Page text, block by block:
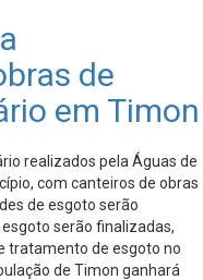
de
em Timon
realizados pela Águas de
com canteiros de obras
de esgoto serão
serão finalizadas,
tratamento de esgoto no
de Timon ganhará